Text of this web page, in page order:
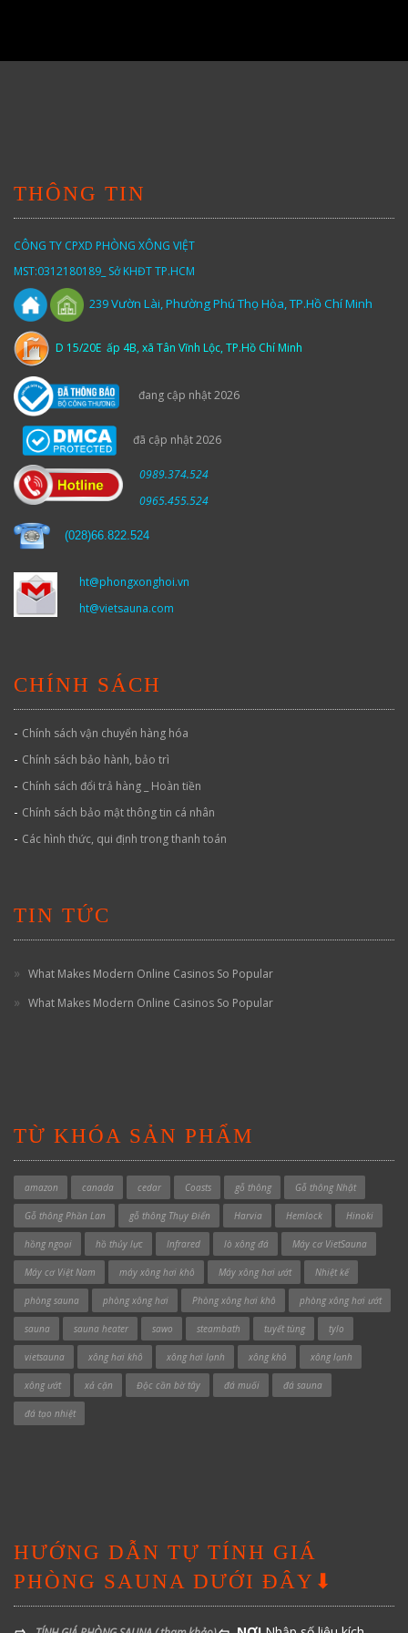
THÔNG TIN
CÔNG TY CPXD PHÒNG XÔNG VIỆT
MST:0312180189_ Sở KHĐT TP.HCM
239Vườn Lài, Phường Phú Thọ Hòa, TP.Hồ Chí Minh
D 15/20E ấp 4B, xã Tân Vĩnh Lộc, TP.Hồ Chí Minh
đang cập nhật 2026
đã cập nhật 2026
0989.374.524
0965.455.524
(028)66.822.524
ht@phongxonghoi.vn
ht@vietsauna.com
CHÍNH SÁCH
- Chính sách vận chuyển hàng hóa
- Chính sách bảo hành, bảo trì
- Chính sách đổi trả hàng _ Hoàn tiền
- Chính sách bảo mật thông tin cá nhân
- Các hình thức, qui định trong thanh toán
TIN TỨC
What Makes Modern Online Casinos So Popular
What Makes Modern Online Casinos So Popular
TỪ KHÓA SẢN PHẨM
amazon canada cedar Coasts gỗ thông Gỗ thông Nhật
Gỗ thông Phần Lan gỗ thông Thụy Điển Harvia Hemlock Hinoki
hồng ngoại hồ thủy lực Infrared lò xông đá Máy cơ VietSauna
Máy cơ Việt Nam máy xông hơi khô Máy xông hơi ướt Nhiệt kế
phòng sauna phòng xông hơi Phòng xông hơi khô phòng xông hơi ướt
sauna sauna heater sawo steambath tuyết tùng tylo
vietsauna xông hơi khô xông hơi lạnh xông khô xông lạnh
xông ướt xả cặn Độc cần bờ tây đá muối đá sauna
đá tạo nhiệt
HƯỚNG DẪN TỰ TÍNH GIÁ
PHÒNG SAUNA DƯỚI ĐÂY⬇